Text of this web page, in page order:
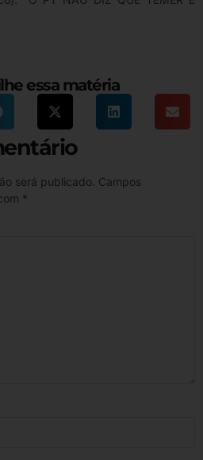
essa matéria
será publicado. Campos
*